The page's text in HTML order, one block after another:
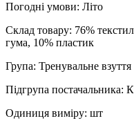
Погодні умови: Літо
Склад товару: 76%
гума, 10% пластик
Група: Тренувальне взуття
Підгрупа постачальника:
Одиниця виміру: шт